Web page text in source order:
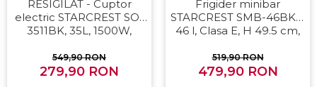
RESIGILAT - Cuptor
electric STARCREST SO-
3511BK, 35L, 1500W,
Programe predefinite,
Interfata digitala, Negru
549,90 RON
279,90 RON
Frigider minibar
STARCREST SMB-46BKE,
46 l, Clasa E, H 49.5 cm,
519,90 RON
479,90 RON